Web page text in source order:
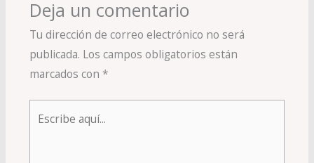
Deja un comentario
Tu dirección de correo electrónico no será
publicada. Los campos obligatorios están
marcados con *